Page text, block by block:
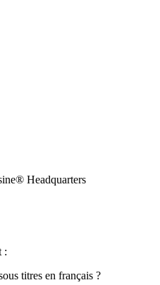
Headquarters
:
titres en français ?